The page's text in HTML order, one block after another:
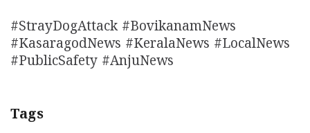
#StrayDogAttack #BovikanamNews
#KasaragodNews #KeralaNews #LocalNews
#PublicSafety #AnjuNews
Tags